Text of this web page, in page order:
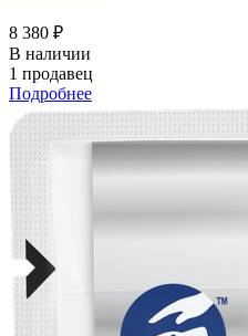
8 380 ₽
В наличии
1 продавец
Подробнее